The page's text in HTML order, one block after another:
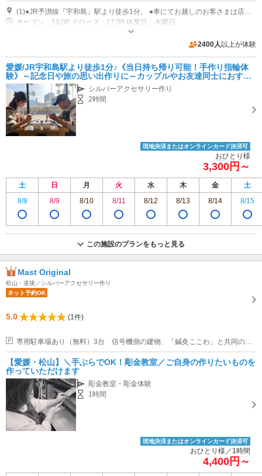
オープン：10:00 クローズ：17:00 休業日：木曜日
2400人 以上が体験
愛媛/JR宇和島駅より徒歩1分♪《当日持ち帰り可能！手作り指輪体
験》～記念日や旅の思い出作りに～カップルやお友達同士におすす
め
シルバーアクセサリー作り
2時間
現地決済またはオンラインカード決済可
おひとり様
3,300円～
土 日 月 火 水 木 金
土
8/8
8/9 8/10 8/11 8/12 8/13 8/14 8/15
この施設のプランをもっと見る
Mast Original
松山・道後／シルバーアクセサリー作り
ネット予約OK
5.0 (1件)
専用駐車場あり（無料）3台 信号機側の建物、「鍼灸ここわ」と共同の駐車場
【愛媛・松山】＼手ぶらでOK！彫金教室／ご自身の作りたいものを
作っていただけます
彫金教室・彫金体験
1時間
現地決済またはオンラインカード決済可
おひとり様／1時間
4,400円～